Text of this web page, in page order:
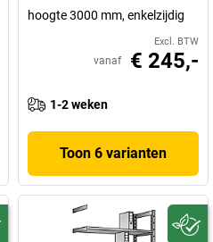
hoogte 3000 mm, enkelzijdig
Excl. BTW
vanaf € 245,-
1-2 weken
Toon 6 varianten